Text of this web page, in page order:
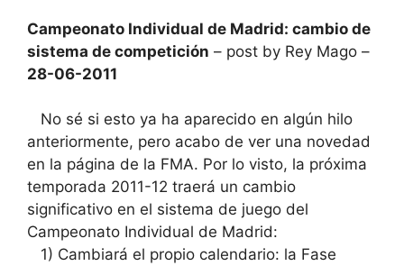
Campeonato Individual de Madrid: cambio de
sistema de competición – post by Rey Mago –
28-06-2011
No sé si esto ya ha aparecido en algún hilo
anteriormente, pero acabo de ver una novedad
en la página de la FMA. Por lo visto, la próxima
temporada 2011-12 traerá un cambio
significativo en el sistema de juego del
Campeonato Individual de Madrid:
1) Cambiará el propio calendario: la Fase